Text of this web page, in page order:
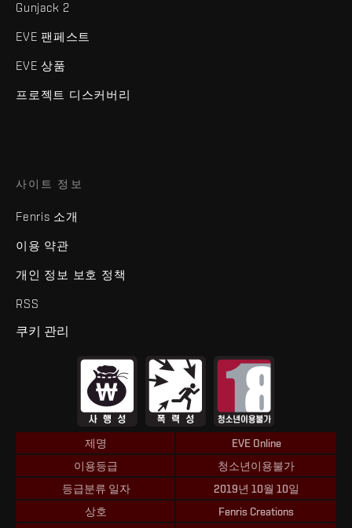
Gunjack 2
EVE 팬페스트
EVE 상품
프로젝트 디스커버리
사이트 정보
Fenris 소개
이용 약관
개인 정보 보호 정책
RSS
쿠키 관리
제명
EVE Online
이용등급
청소년이용불가
등급분류 일자
2019년 10월 10일
상호
Fenris Creations